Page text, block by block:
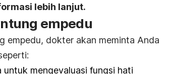
lebih lanjut.
empedu
empedu, dokter akan meminta Anda
untuk mengevaluasi fungsi hati